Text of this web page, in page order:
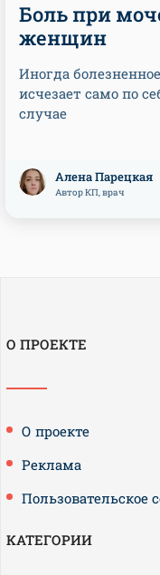
Боль при
женщин
Иногда
исчезает само по
случае
Алена Парецкая
Автор КП, врач
О ПРОЕКТЕ
О проекте
Реклама
Пользовательское
КАТЕГОРИИ